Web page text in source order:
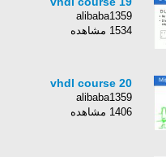
alibaba1359
1534 مشاهده
vhdl course 20
alibaba1359
1406 مشاهده